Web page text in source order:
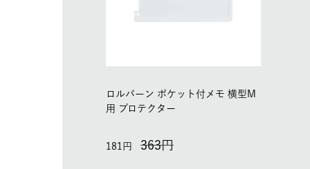
ロルバーン ポケット付メモ 横型M
用 プロテクター
363
181